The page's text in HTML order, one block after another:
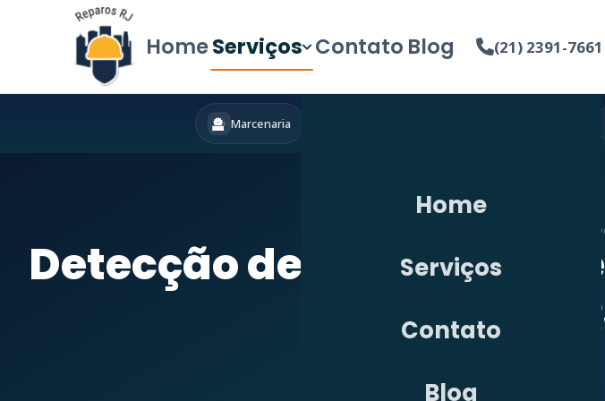
HomeServiços Contato Blog (21) 2391-7661
Home
Serviços
Contato
Blog
Marcenaria
Detecção de Vazamento